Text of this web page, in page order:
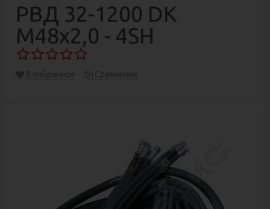
РВД 32-1200 DK
М48х2,0 - 4SH